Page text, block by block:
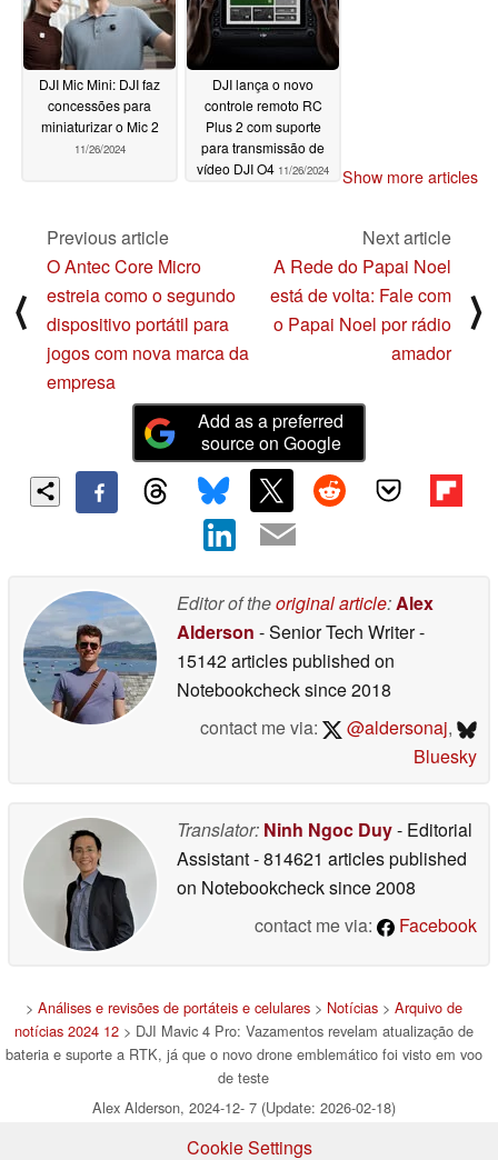
DJI Mic Mini: DJI faz
concessões para
miniaturizar o Mic 2
11/26/2024
DJI lança o novo
controle remoto RC
Plus 2 com suporte
para transmissão de
vídeo DJI O4 11/26/2024 Show more articles
⟨
Previous article
O Antec Core Micro
estreia como o segundo
dispositivo portátil para
jogos com nova marca da
empresa
Next article
A Rede do Papai Noel
está de volta: Fale com
o Papai Noel por rádio
amador
⟩
Add as a preferred
source on Google
Editor of theoriginal article:Alex
Alderson - Senior Tech Writer-
15142 articles published on
Notebookchecksince 2018
contact me via:
@aldersonaj,
Bluesky
Translator: Ninh Ngoc Duy- Editorial
Assistant- 814621 articles published
on Notebookchecksince 2008
contact me via:
Facebook
> Análises e revisões de portáteis e celulares> Notícias> Arquivo de
notícias 2024 12> DJI Mavic 4 Pro: Vazamentos revelam atualização de
bateria e suporte a RTK, já que o novo drone emblemático foi visto em voo
de teste
Alex Alderson, 2024-12- 7 (Update: 2026-02-18)
Cookie Settings